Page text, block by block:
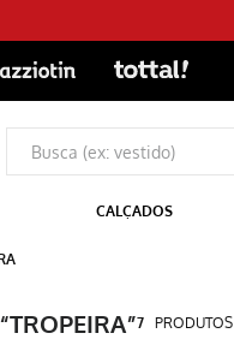
CALÇADOS
TROPEIRA 7 PRODUTOS